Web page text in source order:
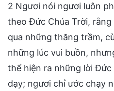
2 Ngươi nói ngươi luôn
theo Đức Chúa Trời,
qua những thăng trầm,
những lúc vui buồn,
thể hiện ra những lời Đức
dạy; ngươi chỉ ước chạy